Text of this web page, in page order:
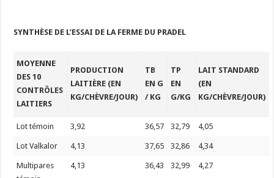
SYNTHÈSE DE L’ESSAI DE LA FERME DU PRADEL
MOYENNE
DES 10
CONTRÔLES
LAITIERS
PRODUCTION
LAITIÈRE (EN
KG/CHÈVRE/JOUR)
TB
EN G
/ KG
TP
EN
G/KG
LAIT STANDARD
(EN
KG/CHÈVRE/JOUR)
Lot témoin 3,92 36,57 32,79 4,05
Lot Valkalor 4,13 37,65 32,86 4,34
Multipares
4,13 36,43 32,99 4,27